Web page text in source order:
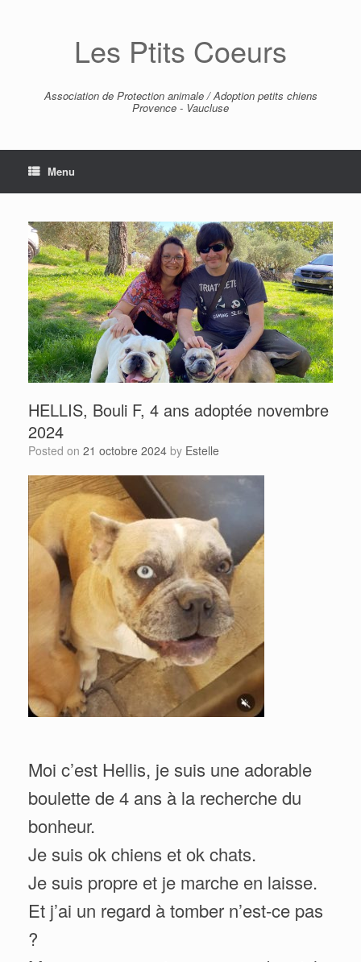
Les Ptits Coeurs
Association de Protection animale / Adoption petits chiens
Provence - Vaucluse
Menu
HELLIS, Bouli F, 4 ans adoptée novembre
2024
Posted on 21 octobre 2024 by Estelle
Moi c’est Hellis, je suis une adorable
boulette de 4 ans à la recherche du
bonheur.
Je suis ok chiens et ok chats.
Je suis propre et je marche en laisse.
Et j’ai un regard à tomber n’est-ce pas
?